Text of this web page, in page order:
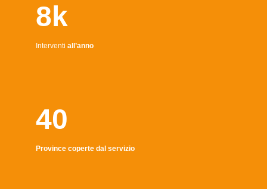
8k
Interventi all’anno
40
Province coperte dal servizio